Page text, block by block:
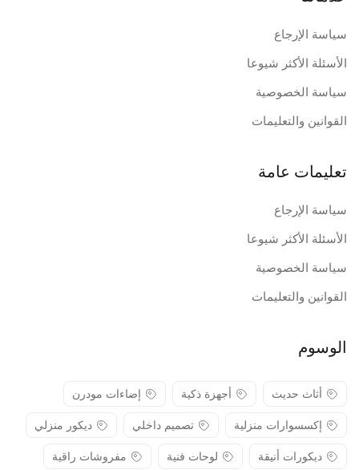
سياسة الإرجاع
الأسئلة الأكثر شيوعا
سياسة الخصوصية
القوانين والتعليمات
تعليمات عامة
سياسة الإرجاع
الأسئلة الأكثر شيوعا
سياسة الخصوصية
القوانين والتعليمات
الوسوم
أثاث حديث أجهزة ذكية
إضاءات مودرن
إكسسوارات منزلية
تصميم داخلي
ديكور منزلي
ديكورات أنيقة
لوحات فنية مفروشات راقية